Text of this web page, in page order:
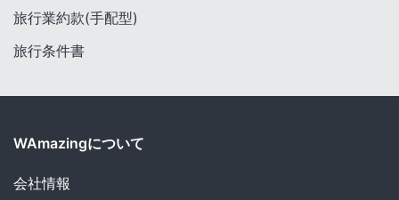
旅行業約款(手配型)
旅行条件書
WAmazingについて
会社情報